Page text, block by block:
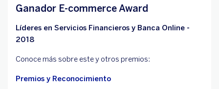
Ganador E-commerce Award
Líderes en Servicios Financieros y Banca Online -
2018
Conoce más sobre este y otros premios:
Premios y Reconocimiento